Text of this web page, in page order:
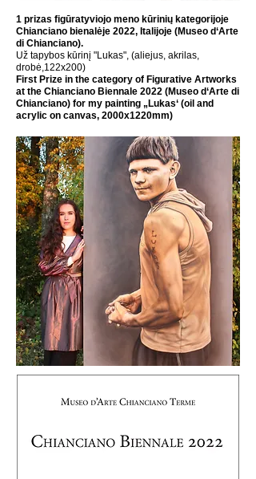
1 prizas figūratyviojo meno kūrinių kategorijoje
Chianciano bienalėje 2022, Italijoje (Museo d‘Arte
di Chianciano).
Už tapybos kūrinį "Lukas", (aliejus, akrilas,
drobė,122x200)
First Prize in the category of Figurative Artworks
at the Chianciano Biennale 2022 (Museo d‘Arte di
Chianciano) for my painting „Lukas‘ (oil and
acrylic on canvas, 2000x1220mm)